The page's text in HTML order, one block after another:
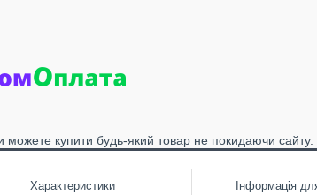
можете купити будь-який товар не покидаючи сайту.
Характеристики Інформація